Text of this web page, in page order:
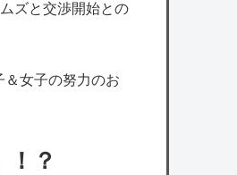
ズと交渉開始との
女子の努力のお
？